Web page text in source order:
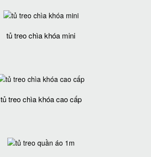
tủ treo chìa khóa mini
tủ treo chìa khóa cao cấp